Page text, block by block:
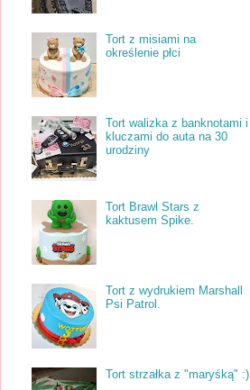
Tort z misiami na
określenie płci
Tort walizka z banknotami i
kluczami do auta na 30
urodziny
Tort Brawl Stars z
kaktusem Spike.
Tort z wydrukiem Marshall
Psi Patrol.
Tort strzałka z "maryśką" :)